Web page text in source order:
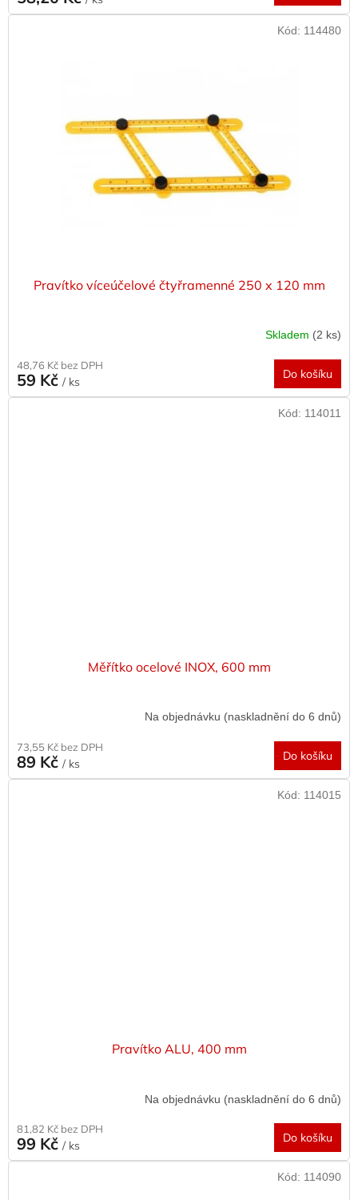
Pravítko víceúčelové čtyřramenné 250 x 120 mm
Skladem (2 ks)
48,76 Kč bez DPH
59 Kč / ks
Do košíku
Kód: 114480
Měřítko ocelové INOX, 600 mm
Na objednávku (naskladnění do 6 dnů)
73,55 Kč bez DPH
89 Kč / ks
Do košíku
Kód: 114011
Pravítko ALU, 400 mm
Na objednávku (naskladnění do 6 dnů)
81,82 Kč bez DPH
99 Kč / ks
Do košíku
Kód: 114015
Kód: 114090